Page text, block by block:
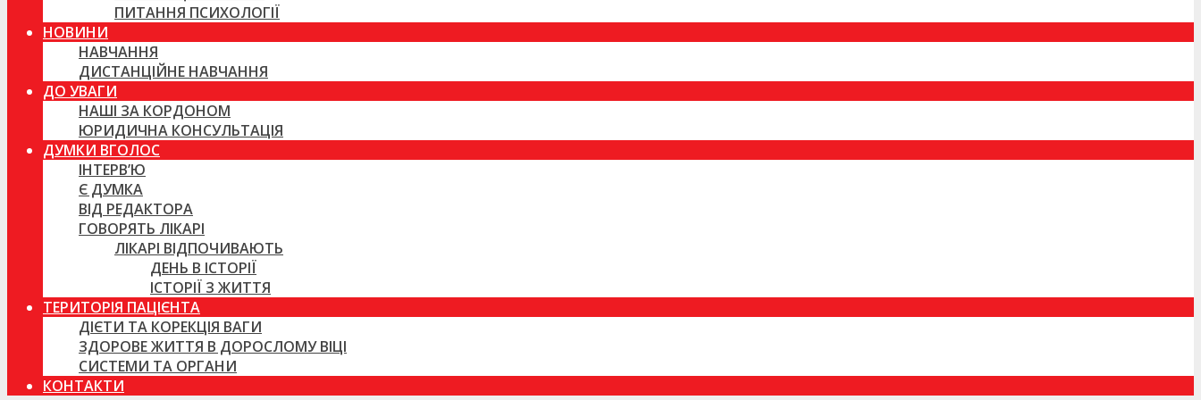
ПИТАННЯ ПСИХОЛОГІЇ
НОВИНИ
НАВЧАННЯ
ДИСТАНЦІЙНЕ НАВЧАННЯ
ДО УВАГИ
НАШІ ЗА КОРДОНОМ
ЮРИДИЧНА КОНСУЛЬТАЦІЯ
ДУМКИ ВГОЛОС
ІНТЕРВ’Ю
Є ДУМКА
ВІД РЕДАКТОРА
ГОВОРЯТЬ ЛІКАРІ
ЛІКАРІ ВІДПОЧИВАЮТЬ
ДЕНЬ В ІСТОРІЇ
ІСТОРІЇ З ЖИТТЯ
ТЕРИТОРІЯ ПАЦІЄНТА
ДІЄТИ ТА КОРЕКЦІЯ ВАГИ
ЗДОРОВЕ ЖИТТЯ В ДОРОСЛОМУ ВІЦІ
СИСТЕМИ ТА ОРГАНИ
КОНТАКТИ